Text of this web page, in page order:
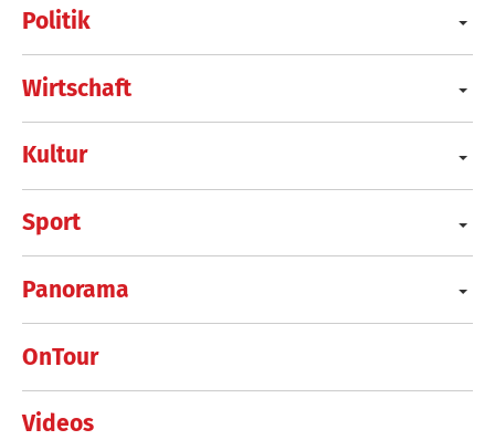
Politik
Wirtschaft
Kultur
Sport
Panorama
OnTour
Videos